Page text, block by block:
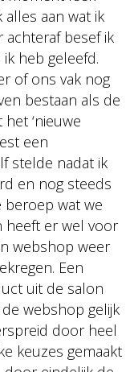
aan wat ik
besef ik
heb geleefd.
of ons vak nog
bestaan als de
‘nieuwe
een
stelde nadat ik
en nog steeds
beroep wat we
heeft er wel voor
webshop weer
Een
uit de salon
webshop gelijk
door heel
keuzes gemaakt